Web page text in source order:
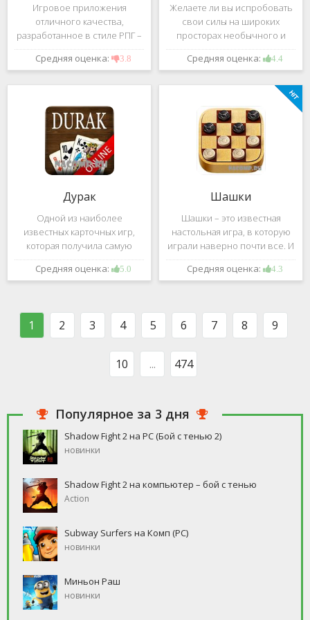
Игровое приложения
отличного качества,
разработанное в стиле РПГ –
это, конечно же, Dark
Avenger. В ней вы сможете
большое количество
проблем на свою
Средняя оценка: 3.8
Желаете ли вы испробовать
свои силы на широких
просторах необычного и
удивительного мира,
который наполнен
Если да, тогда вам к нам. Игра,
которую мы вам предложим
ниже и о
Средняя оценка: 4.4
Дурак
Одной из наиболее
известных карточных игр,
которая получила самую
большую известность среди
всех людей всех возрастных
такого человека, который бы
Средняя оценка: 5.0
Шашки
Шашки – это известная
настольная игра, в которую
играли наверно почти все. И
это не странно. Эта игра
имеет не сложные правила и
свободное время, но
Средняя оценка: 4.3
1 2 3 4 5 6 7 8 9
10 ... 474
Популярное за 3 дня
Shadow Fight 2 на PC (Бой с тенью 2)
новинки
Shadow Fight 2 на компьютер – бой с тенью
Action
Subway Surfers на Комп (PC)
новинки
Миньон Раш
новинки